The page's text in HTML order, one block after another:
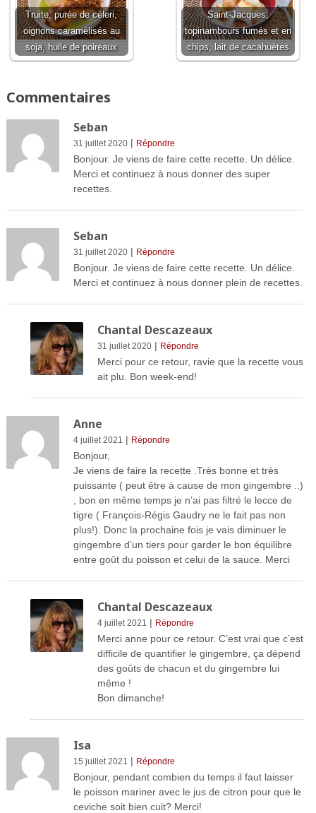
Truite, purée de céleri,
oignons caramélisés au
soja, huile de poireaux
Saint-Jacques,
topinambours fumés et en
chips, lait de cacahuètes
Commentaires
Seban
31 juillet 2020| Répondre
Bonjour. Je viens de faire cette recette. Un délice.
Merci et continuez à nous donner des super
recettes.
Seban
31 juillet 2020| Répondre
Bonjour. Je viens de faire cette recette. Un délice.
Merci et continuez à nous donner plein de recettes.
Chantal Descazeaux
31 juillet 2020| Répondre
Merci pour ce retour, ravie que la recette vous
ait plu. Bon week-end!
Anne
4 juillet 2021 | Répondre
Bonjour,
Je viens de faire la recette .Très bonne et très
puissante ( peut être à cause de mon gingembre ..)
, bon en même temps je n’ai pas filtré le lecce de
tigre ( François-Régis Gaudry ne le fait pas non
plus!). Donc la prochaine fois je vais diminuer le
gingembre d’un tiers pour garder le bon équilibre
entre goût du poisson et celui de la sauce. Merci
Chantal Descazeaux
4 juillet 2021 | Répondre
Merci anne pour ce retour. C’est vrai que c’est
difficile de quantifier le gingembre, ça dépend
des goûts de chacun et du gingembre lui
même !
Bon dimanche!
Isa
15 juillet 2021 | Répondre
Bonjour, pendant combien du temps il faut laisser
le poisson mariner avec le jus de citron pour que le
ceviche soit bien cuit? Merci!